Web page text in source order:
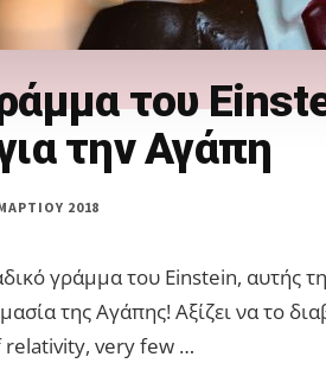
του
την Αγάπη
2018
γράμμα του Einstein, αυτής
της Αγάπης! Αξίζει να το
very few …